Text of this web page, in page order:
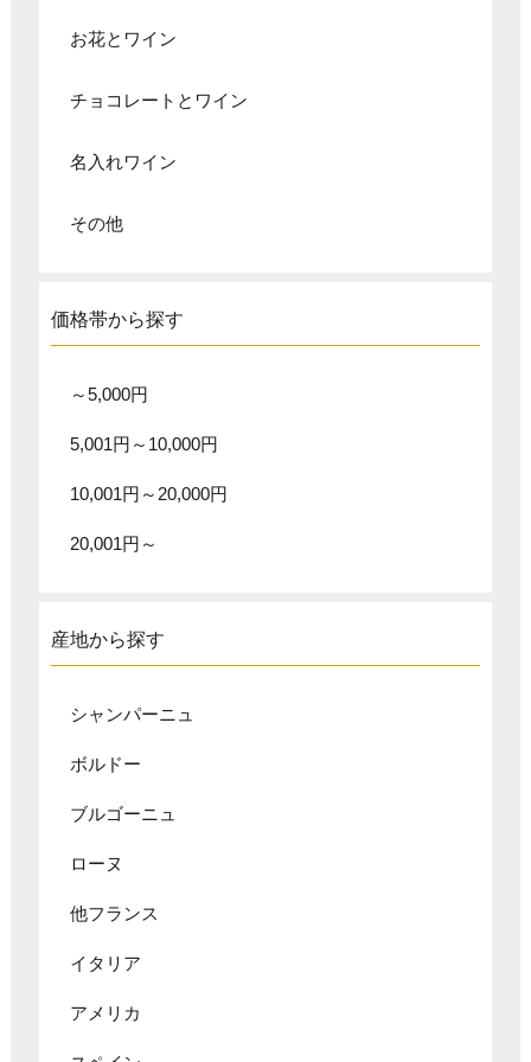
お花とワイン
チョコレートとワイン
名入れワイン
その他
価格帯から探す
～5,000円
5,001円～10,000円
10,001円～20,000円
20,001円～
産地から探す
シャンパーニュ
ボルドー
ブルゴーニュ
ローヌ
他フランス
イタリア
アメリカ